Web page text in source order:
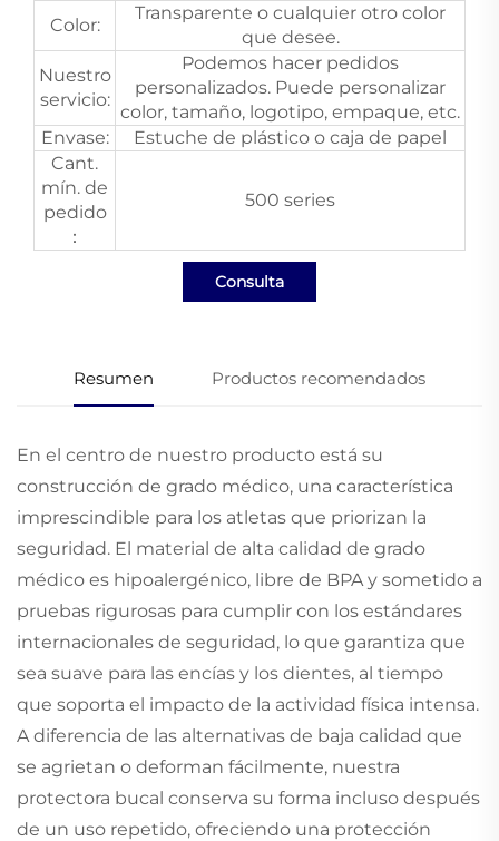
Color:
Transparente o cualquier otro color
que desee.
Nuestro
servicio:
Podemos hacer pedidos
personalizados. Puede personalizar
color, tamaño, logotipo, empaque, etc.
Envase:
Estuche de plástico o caja de papel
Cant.
mín. de
pedido
：
500 series
Consulta
Resumen Productos recomendados
En el centro de nuestro producto está su
construcción de grado médico, una característica
imprescindible para los atletas que priorizan la
seguridad. El material de alta calidad de grado
médico es hipoalergénico, libre de BPA y sometido a
pruebas rigurosas para cumplir con los estándares
internacionales de seguridad, lo que garantiza que
sea suave para las encías y los dientes, al tiempo
que soporta el impacto de la actividad física intensa.
A diferencia de las alternativas de baja calidad que
se agrietan o deforman fácilmente, nuestra
protectora bucal conserva su forma incluso después
de un uso repetido, ofreciendo una protección